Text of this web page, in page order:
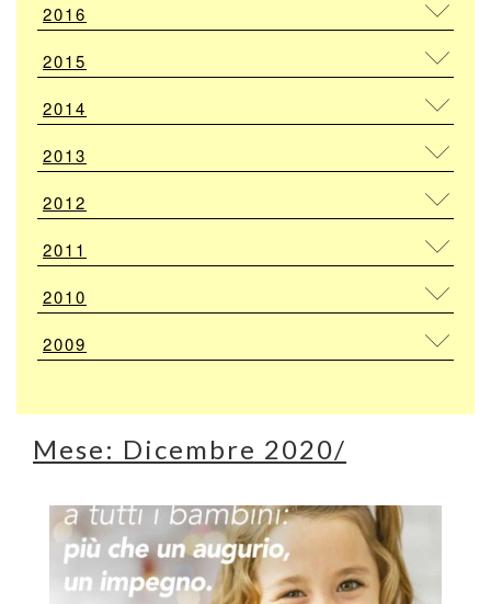
2016
2015
2014
2013
2012
2011
2010
2009
Mese: Dicembre 2020/